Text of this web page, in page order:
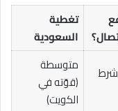
تغطية
السعودية
متوسطة
(قوّته في
الكويت)